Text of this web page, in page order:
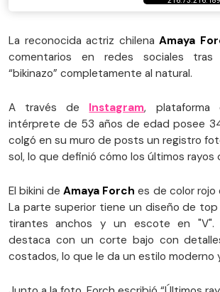
La reconocida actriz chilena Amaya
comentarios en redes sociales tras
“bikinazo” completamente al natural.
A través de Instagram, plataforma
intérprete de 53 años de edad posee
colgó en su muro de posts un registro
sol, lo que definió cómo los últimos rayos
El bikini deAmaya Forch es de color rojo
La parte superior tiene un diseño de
tirantes anchos y un escote en "V".
destaca con un corte bajo con
costados, lo que le da un estilo moderno